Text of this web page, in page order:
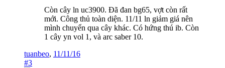
Còn cây ln uc3900. Đã đan bg65, vợt còn rất
mới. Công thủ toàn diện. 11/11 ln giảm giá nên
mình chuyển qua cây khác. Có hứng thú ib. Còn
1 cây yn vol 1, và arc saber 10.
tuanbeo, 11/11/16
#3